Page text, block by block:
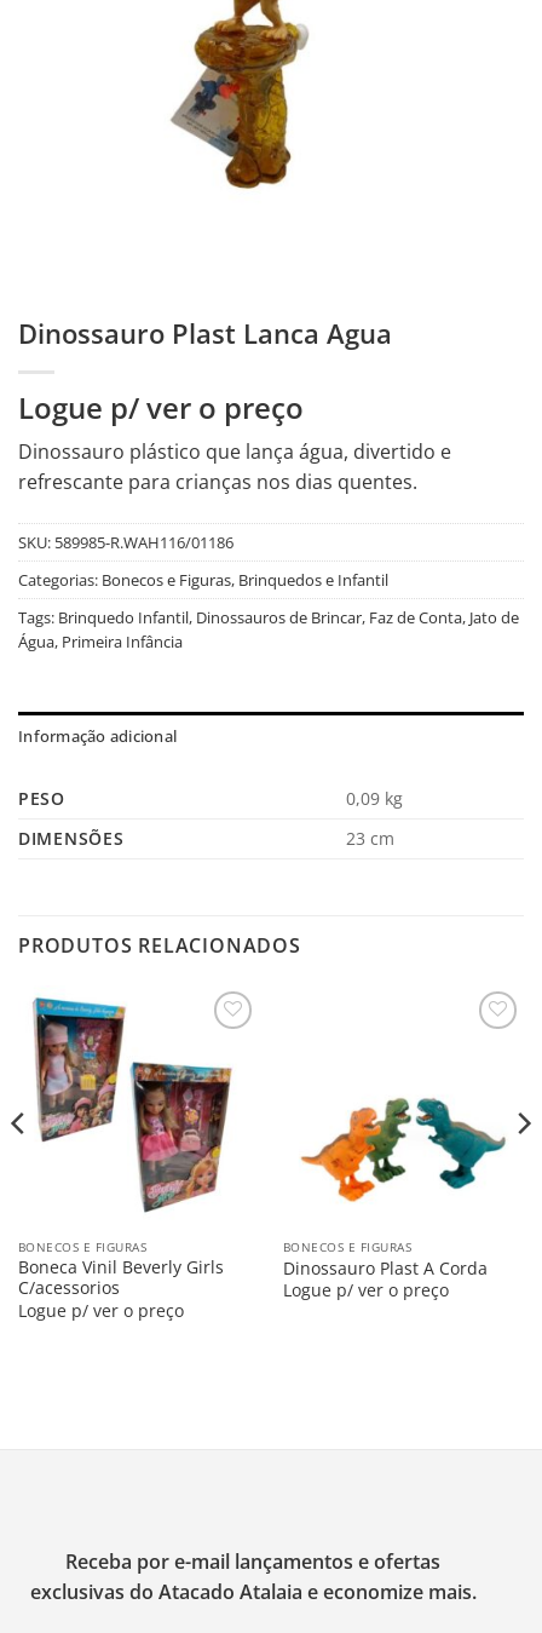
Dinossauro Plast Lanca Agua
Logue p/ ver o preço
Dinossauro plástico que lança água, divertido e
refrescante para crianças nos dias quentes.
SKU: 589985-R.WAH116/01186
Categorias: Bonecos e Figuras, Brinquedos e Infantil
Tags: Brinquedo Infantil, Dinossauros de Brincar, Faz de Conta, Jato de
Água, Primeira Infância
Informação adicional
PESO
0,09 kg
DIMENSÕES
23 cm
PRODUTOS RELACIONADOS
na
Lista
BONECOS E FIGURAS
Boneca Vinil Beverly Girls
C/acessorios
Logue p/ ver o preço
BONECOS E FIGURAS
Dinossauro Plast A Corda
Logue p/ ver o preço
Receba por e-mail lançamentos e ofertas
exclusivas do Atacado Atalaia e economize mais.